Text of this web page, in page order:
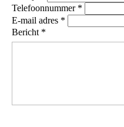
Telefoonnummer *
E-mail adres *
Bericht *